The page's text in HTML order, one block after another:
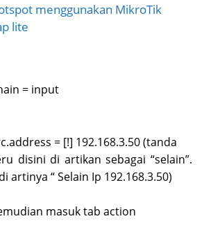
menggunakan MikroTik
lite
= input
= [!] 192.168.3.50 (tanda
disini di artikan sebagai “selain”.
artinya “ Selain Ip 192.168.3.50)
masuk tab action